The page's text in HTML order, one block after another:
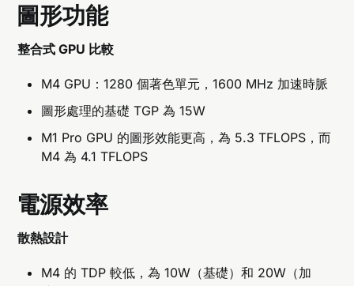
圖形功能
整合式 GPU 比較
M4 GPU：1280 個著色單元，1600 MHz 加速時脈
圖形處理的基礎 TGP 為 15W
M1 Pro GPU 的圖形效能更高，為 5.3 TFLOPS，而
M4 為 4.1 TFLOPS
電源效率
散熱設計
M4 的 TDP 較低，為 10W（基礎）和 20W（加